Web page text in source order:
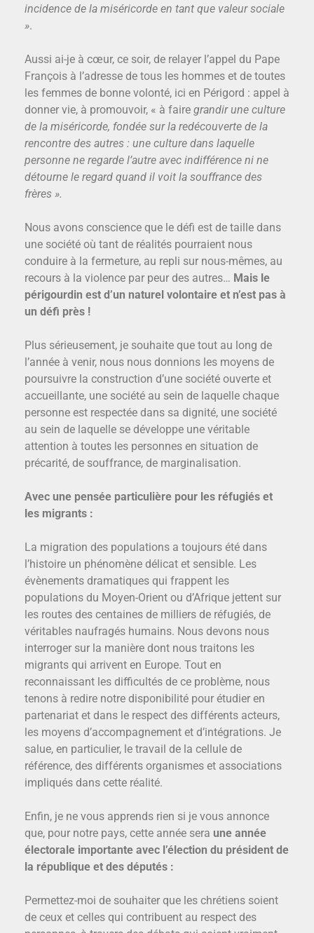
incidence de la miséricorde en tant que valeur sociale
».
Aussi ai-je à cœur, ce soir, de relayer l’appel du Pape
François à l’adresse de tous les hommes et de toutes
les femmes de bonne volonté, ici en Périgord : appel à
donner vie, à promouvoir, « à faire grandir une culture
de la miséricorde, fondée sur la redécouverte de la
rencontre des autres : une culture dans laquelle
personne ne regarde l’autre avec indifférence ni ne
détourne le regard quand il voit la souffrance des
frères ».
Nous avons conscience que le défi est de taille dans
une société où tant de réalités pourraient nous
conduire à la fermeture, au repli sur nous-mêmes, au
recours à la violence par peur des autres… Mais le
périgourdin est d’un naturel volontaire et n’est pas à
un défi près !
Plus sérieusement, je souhaite que tout au long de
l’année à venir, nous nous donnions les moyens de
poursuivre la construction d’une société ouverte et
accueillante, une société au sein de laquelle chaque
personne est respectée dans sa dignité, une société
au sein de laquelle se développe une véritable
attention à toutes les personnes en situation de
précarité, de souffrance, de marginalisation.
Avec une pensée particulière pour les réfugiés et
les migrants :
La migration des populations a toujours été dans
l’histoire un phénomène délicat et sensible. Les
évènements dramatiques qui frappent les
populations du Moyen-Orient ou d’Afrique jettent sur
les routes des centaines de milliers de réfugiés, de
véritables naufragés humains. Nous devons nous
interroger sur la manière dont nous traitons les
migrants qui arrivent en Europe. Tout en
reconnaissant les difficultés de ce problème, nous
tenons à redire notre disponibilité pour étudier en
partenariat et dans le respect des différents acteurs,
les moyens d’accompagnement et d’intégrations. Je
salue, en particulier, le travail de la cellule de
référence, des différents organismes et associations
impliqués dans cette réalité.
Enfin, je ne vous apprends rien si je vous annonce
que, pour notre pays, cette année sera une année
électorale importante avec l’élection du président de
la république et des députés :
Permettez-moi de souhaiter que les chrétiens soient
de ceux et celles qui contribuent au respect des